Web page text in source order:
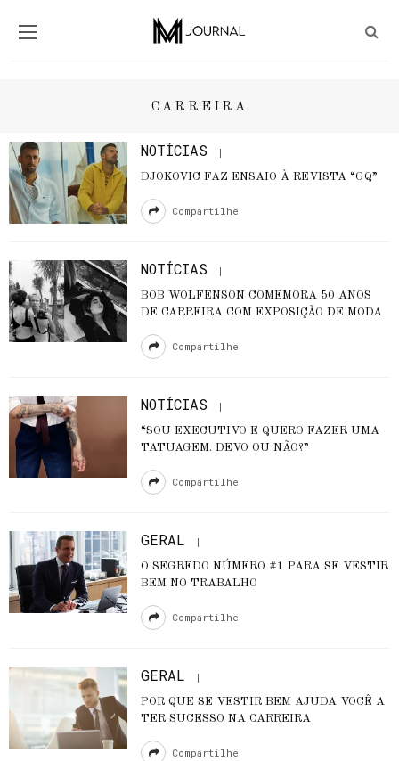
CARREIRA
NOTÍCIAS
DJOKOVIC FAZ ENSAIO À REVISTA “GQ”
Compartilhe
NOTÍCIAS
BOB WOLFENSON COMEMORA 50 ANOS
DE CARREIRA COM EXPOSIÇÃO DE MODA
Compartilhe
NOTÍCIAS
“SOU EXECUTIVO E QUERO FAZER UMA
TATUAGEM. DEVO OU NÃO?”
Compartilhe
GERAL
O SEGREDO NÚMERO #1 PARA SE VESTIR
BEM NO TRABALHO
Compartilhe
GERAL
POR QUE SE VESTIR BEM AJUDA VOCÊ A
TER SUCESSO NA CARREIRA
Compartilhe